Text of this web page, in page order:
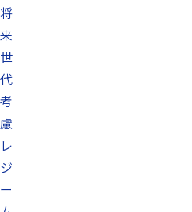
将
来
世
代
考
慮
レ
ジ
ー